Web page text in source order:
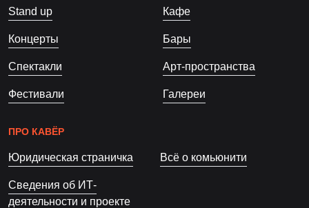
Stand up
Концерты
Спектакли
Фестивали
Кафе
Бары
Арт-пространства
Галереи
ПРО КАВЁР
Юридическая страничка Всё о комьюнити
Сведения об ИТ-
деятельности и проекте